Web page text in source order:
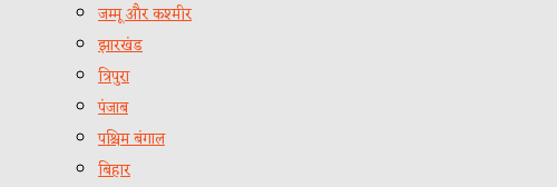
जम्मू और कश्मीर
झारखंड
त्रिपुरा
पंजाब
पश्चिम बंगाल
बिहार